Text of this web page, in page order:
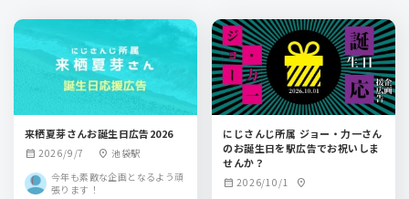
来栖夏芽さんお誕生日広告2026
calendar_month 2026/9/7 location_on 池袋駅
今年も素敵な企画となるよう頑
張ります！
にじさんじ所属 ジョー・力一さん
のお誕生日を駅広告でお祝いしま
せんか？
calendar_month 2026/10/1 location_on